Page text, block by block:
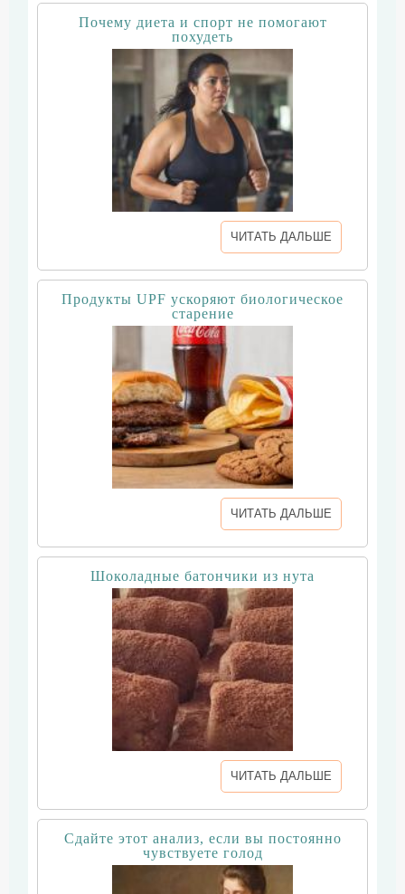
Почему диета и спорт не помогают
похудеть
ЧИТАТЬ ДАЛЬШЕ
Продукты UPF ускоряют биологическое
старение
ЧИТАТЬ ДАЛЬШЕ
Шоколадные батончики из нута
ЧИТАТЬ ДАЛЬШЕ
Сдайте этот анализ, если вы постоянно
чувствуете голод